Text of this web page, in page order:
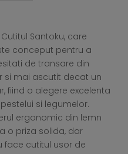
Santoku, care
conceput pentru a
de transare din
si mai ascutit decat un
fiind o alegere excelenta
si legumelor.
ergonomic din lemn
o priza solida, dar
face cutitul usor de